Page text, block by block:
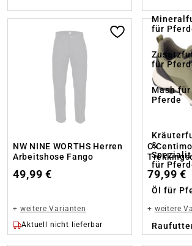
für
für
Mash für
Pferde
&
für
Öl für
NW NINE WORTHS Herren
Arbeitshose Fango
49,99 €
+ weitere Varianten
Aktuell nicht lieferbar
79,99 €
+ weitere